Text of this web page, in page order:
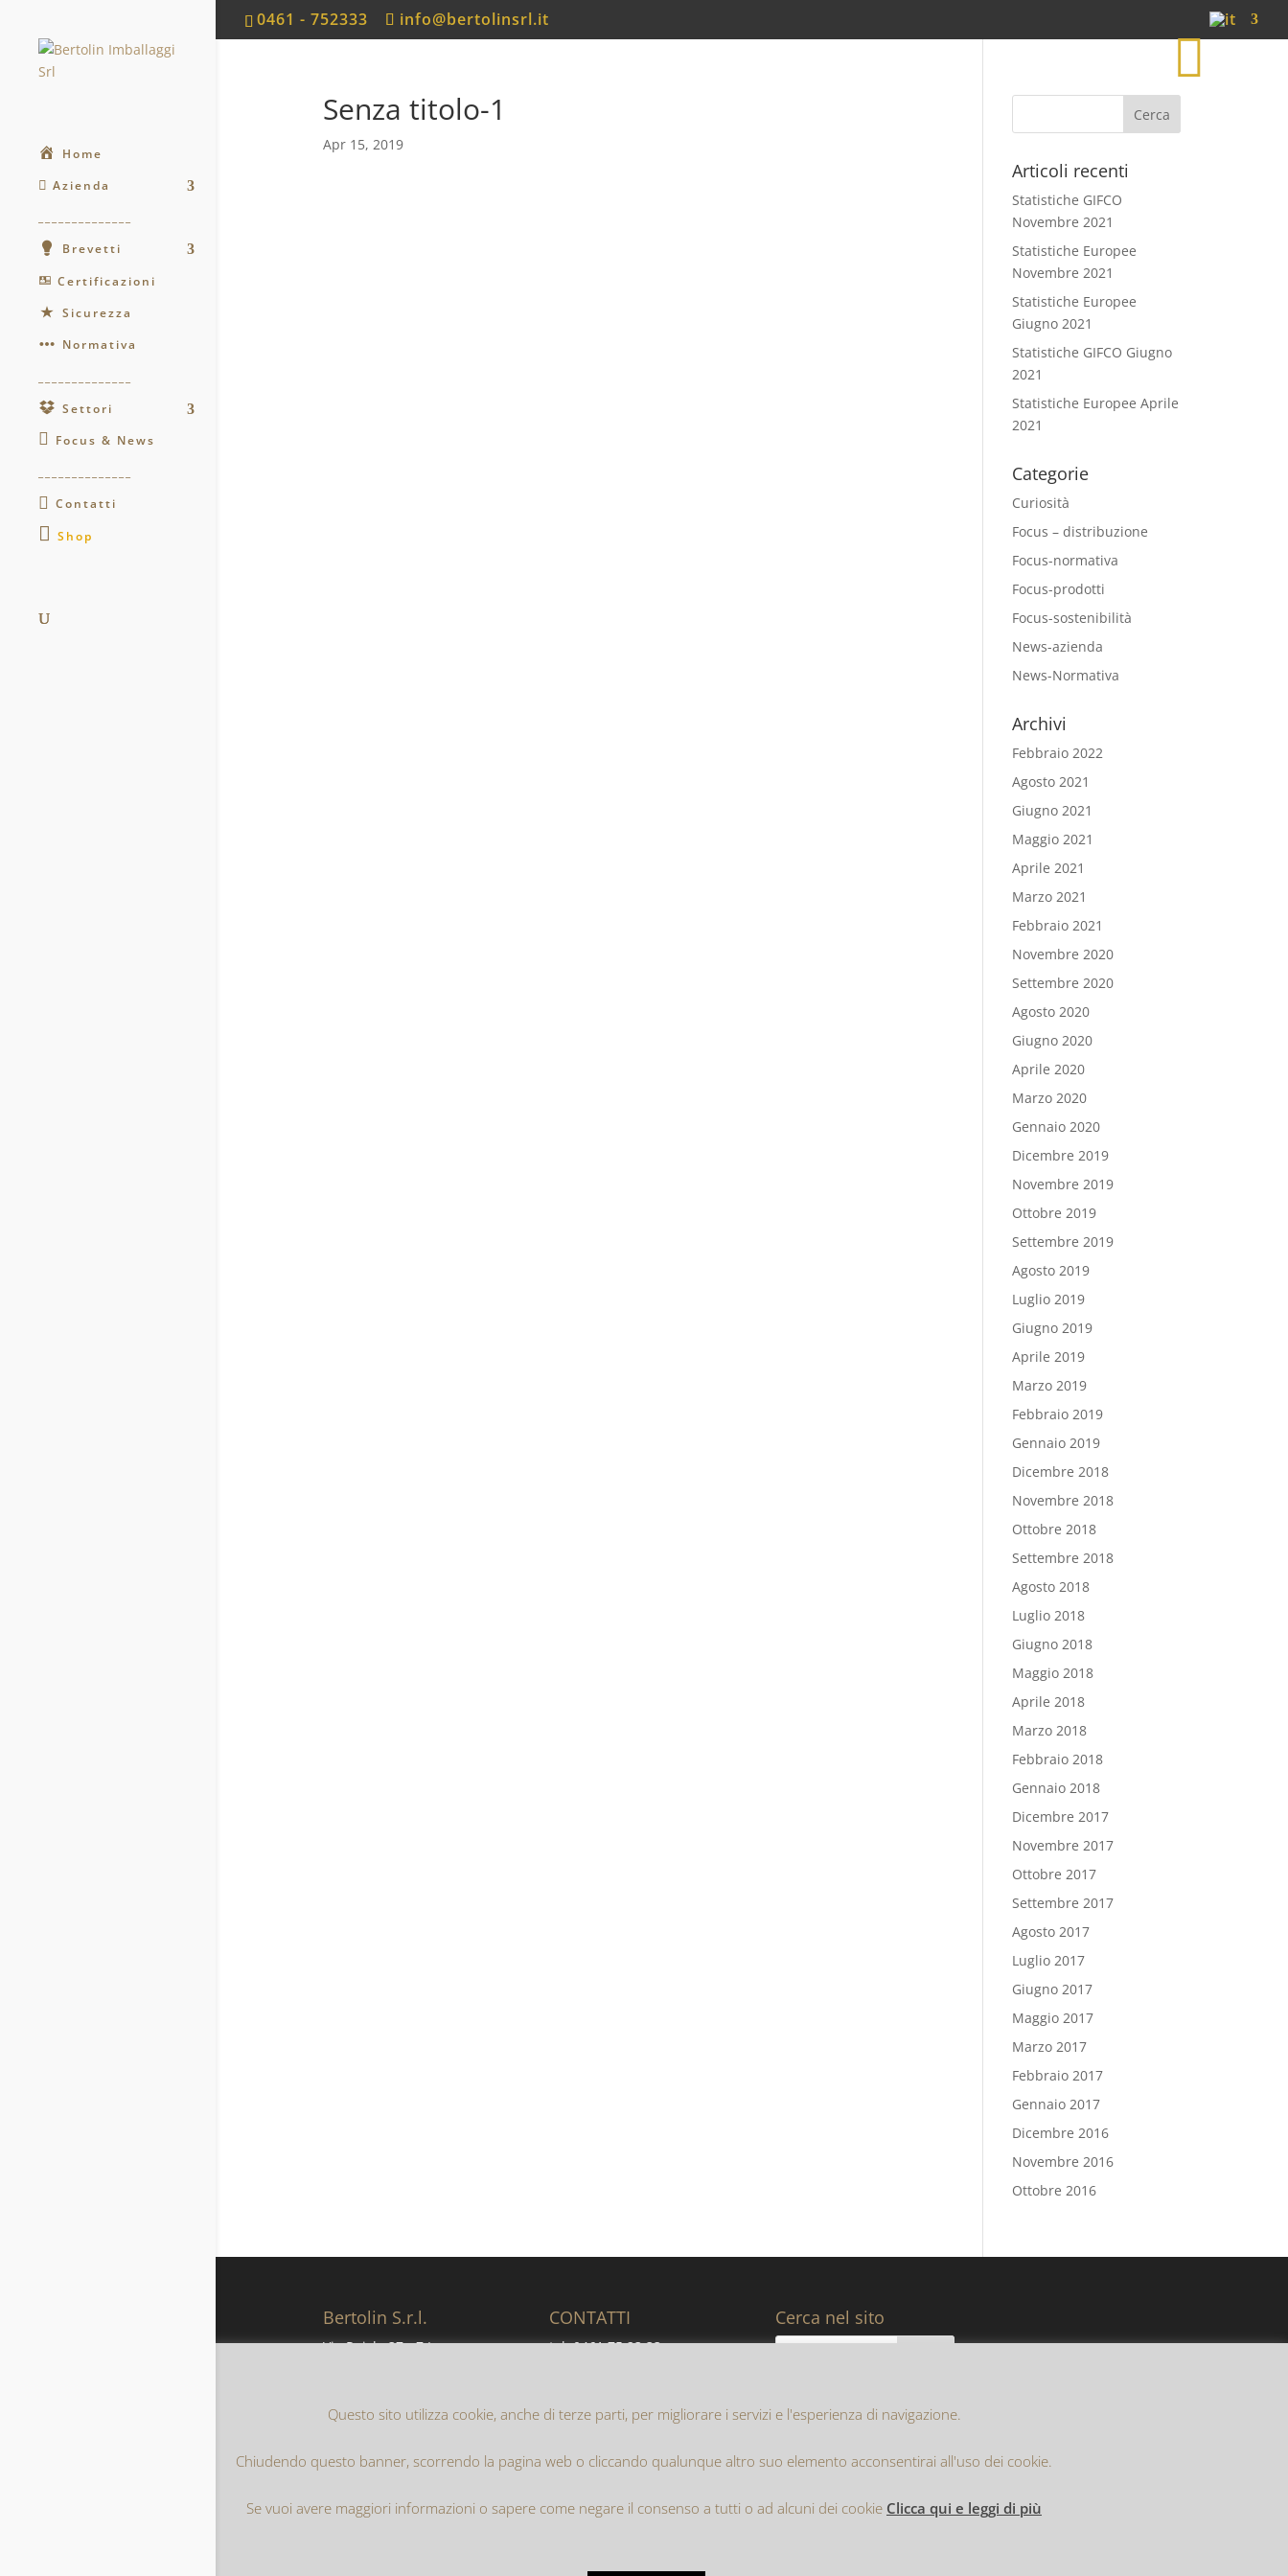
0461 - 752333
info@bertolinsrl.it
h
p
Home
Azienda
Brevetti
Certificazioni
Sicurezza
Normativa
Settori
Focus & News
Contatti
Shop
Senza titolo-1
Apr 15, 2019
Articoli recenti
Statistiche GIFCO
Novembre 2021
Statistiche Europee
Novembre 2021
Statistiche Europee
Giugno 2021
Statistiche GIFCO Giugno
2021
Statistiche Europee Aprile
2021
Categorie
Curiosità
Focus – distribuzione
Focus-normativa
Focus-prodotti
Focus-sostenibilità
News-azienda
News-Normativa
Archivi
Febbraio 2022
Agosto 2021
Giugno 2021
Maggio 2021
Aprile 2021
Marzo 2021
Febbraio 2021
Novembre 2020
Settembre 2020
Agosto 2020
Giugno 2020
Aprile 2020
Marzo 2020
Gennaio 2020
Dicembre 2019
Novembre 2019
Ottobre 2019
Settembre 2019
Agosto 2019
Luglio 2019
Giugno 2019
Aprile 2019
Marzo 2019
Febbraio 2019
Gennaio 2019
Dicembre 2018
Novembre 2018
Ottobre 2018
Settembre 2018
Agosto 2018
Luglio 2018
Giugno 2018
Maggio 2018
Aprile 2018
Marzo 2018
Febbraio 2018
Gennaio 2018
Dicembre 2017
Novembre 2017
Ottobre 2017
Settembre 2017
Agosto 2017
Luglio 2017
Giugno 2017
Maggio 2017
Marzo 2017
Febbraio 2017
Gennaio 2017
Dicembre 2016
Novembre 2016
Ottobre 2016
Bertolin S.r.l.
Via Puisle 37 - Z.I.
ITALIA
CONTATTI
tel. 0461 75 23 33
Cerca nel sito
Bertolin Imballaggi S.r.l. | P.iva 00130720220 | Capitale Sociale i.v. € 62.920 | Iscritta al Registro delle Imprese di Trento
Questo sito utilizza cookie, anche di terze parti, per migliorare i servizi e l'esperienza di navigazione.
Chiudendo questo banner, scorrendo la pagina web o cliccando qualunque altro suo elemento acconsentirai all'uso dei cookie.
Se vuoi avere maggiori informazioni o sapere come negare il consenso a tutti o ad alcuni dei cookie Clicca qui e leggi di più